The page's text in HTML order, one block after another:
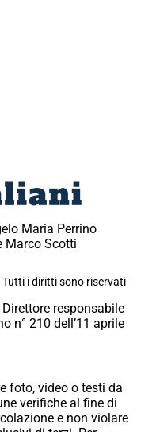
Maria Perrino
Marco Scotti
i diritti sono riservati
responsabile
n° 210 dell’11 aprile
foto, video o testi da
verifiche al fine di
e non violare